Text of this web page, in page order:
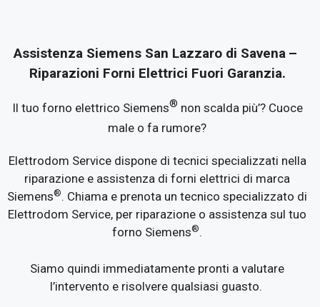
Assistenza Siemens San Lazzaro di Savena –
Riparazioni Forni Elettrici Fuori Garanzia.
Il tuo forno elettrico Siemens® non scalda più’? Cuoce
male o fa rumore?
Elettrodom Service dispone di tecnici specializzati nella
riparazione e assistenza di forni elettrici di marca
Siemens®. Chiama e prenota un tecnico specializzato di
Elettrodom Service, per riparazione o assistenza sul tuo
forno Siemens®.
Siamo quindi immediatamente pronti a valutare
l’intervento e risolvere qualsiasi guasto.